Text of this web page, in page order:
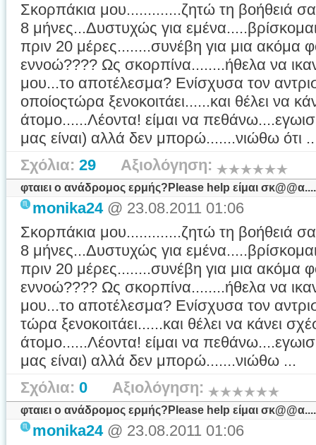
Σκορπάκια μου.............ζητώ τη βοήθειά
8 μήνες...Δυστυχώς για
πριν 20 μέρες........συνέβη για μια ακόμα
εννοώ???? Ως σκορπίνα........ήθελα να
μου...το αποτέλεσμα? Ενίσχυσα τον
οποίοςτώρα ξενοκοιτάει......και θέλει να
άτομο......Λέοντα! είμαι να
μας είναι) αλλά δεν μπορώ.......νιώθω ότι
Σχόλια: 29 Αξιολόγηση:
φταιει ο ανάδρομος ερμής?Please help είμαι
monika24@ 23.08.2011 01:06
Σκορπάκια μου.............ζητώ τη βοήθειά
8 μήνες...Δυστυχώς για
πριν 20 μέρες........συνέβη για μια ακόμα
εννοώ???? Ως σκορπίνα........ήθελα να
μου...το αποτέλεσμα? Ενίσχυσα τον
τώρα ξενοκοιτάει......και θέλει να κάνει
άτομο......Λέοντα! είμαι να
μας είναι) αλλά δεν μπορώ.......νιώθω ...
Σχόλια: 0 Αξιολόγηση:
φταιει ο ανάδρομος ερμής?Please help είμαι
monika24@ 23.08.2011 01:06